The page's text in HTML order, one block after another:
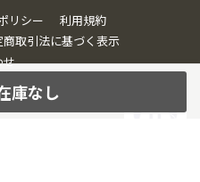
庫なし
リシー
利用規約
商取引法に基づく表示
せ